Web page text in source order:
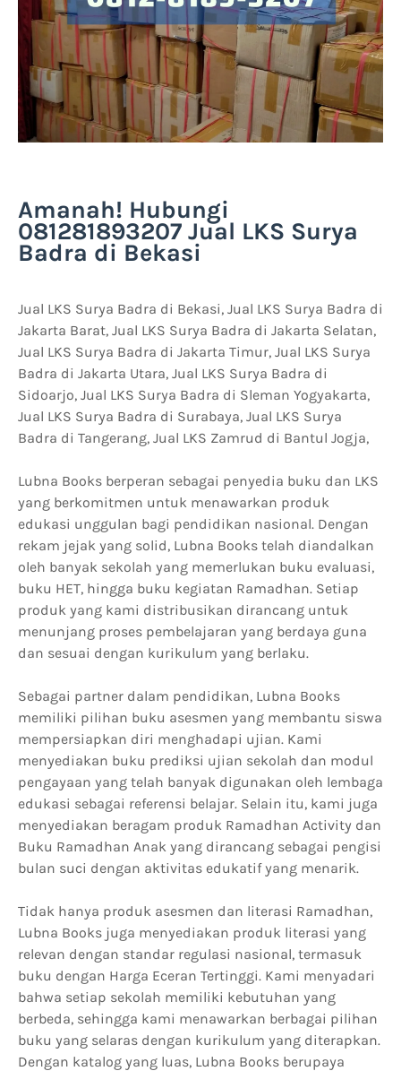
Amanah! Hubungi
081281893207 Jual LKS Surya
Badra di Bekasi
Jual LKS Surya Badra di Bekasi, Jual LKS Surya Badra di
Jakarta Barat, Jual LKS Surya Badra di Jakarta Selatan,
Jual LKS Surya Badra di Jakarta Timur, Jual LKS Surya
Badra di Jakarta Utara, Jual LKS Surya Badra di
Sidoarjo, Jual LKS Surya Badra di Sleman Yogyakarta,
Jual LKS Surya Badra di Surabaya, Jual LKS Surya
Badra di Tangerang, Jual LKS Zamrud di Bantul Jogja,
Lubna Books berperan sebagai penyedia buku dan LKS
yang berkomitmen untuk menawarkan produk
edukasi unggulan bagi pendidikan nasional. Dengan
rekam jejak yang solid, Lubna Books telah diandalkan
oleh banyak sekolah yang memerlukan buku evaluasi,
buku HET, hingga buku kegiatan Ramadhan. Setiap
produk yang kami distribusikan dirancang untuk
menunjang proses pembelajaran yang berdaya guna
dan sesuai dengan kurikulum yang berlaku.
Sebagai partner dalam pendidikan, Lubna Books
memiliki pilihan buku asesmen yang membantu siswa
mempersiapkan diri menghadapi ujian. Kami
menyediakan buku prediksi ujian sekolah dan modul
pengayaan yang telah banyak digunakan oleh lembaga
edukasi sebagai referensi belajar. Selain itu, kami juga
menyediakan beragam produk Ramadhan Activity dan
Buku Ramadhan Anak yang dirancang sebagai pengisi
bulan suci dengan aktivitas edukatif yang menarik.
Tidak hanya produk asesmen dan literasi Ramadhan,
Lubna Books juga menyediakan produk literasi yang
relevan dengan standar regulasi nasional, termasuk
buku dengan Harga Eceran Tertinggi. Kami menyadari
bahwa setiap sekolah memiliki kebutuhan yang
berbeda, sehingga kami menawarkan berbagai pilihan
buku yang selaras dengan kurikulum yang diterapkan.
Dengan katalog yang luas, Lubna Books berupaya